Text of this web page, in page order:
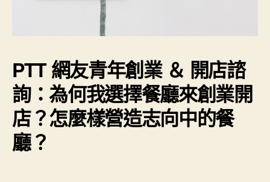
PTT 網友青年創業 ＆ 開店諮
詢：為何我選擇餐廳來創業開
店？怎麼樣營造志向中的餐
廳？